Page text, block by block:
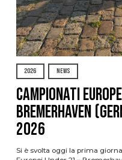
2026 NEWS
Campionati
Bremerhaven
2026
Si è svolta oggi la prima